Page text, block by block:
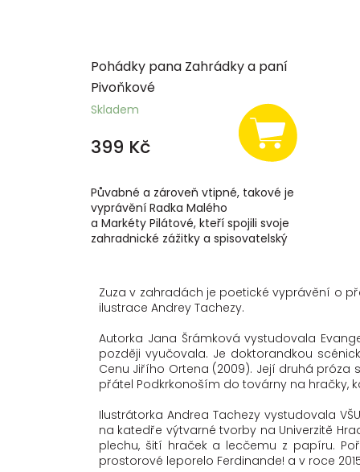
Pohádky pana Zahrádky a paní
Pivoňkové
Skladem
399 Kč
Půvabné a zároveň vtipné, takové je
vyprávění Radka Malého
a Markéty Pilátové, kteří spojili svoje
zahradnické zážitky a spisovatelský
Zuza v zahradách je poetické vyprávění o
ilustrace Andrey Tachezy.
Autorka Jana Šrámková vystudovala
později vyučovala. Je doktorandkou
Cenu Jiřího Ortena (2009). Její druhá próza
přátel Podkrkonoším do továrny na hračky,
Ilustrátorka Andrea Tachezy vystudovala
na katedře výtvarné tvorby na Univerzitě
plechu, šití hraček a lecčemu z papíru.
prostorové leporelo Ferdinande! a v roce